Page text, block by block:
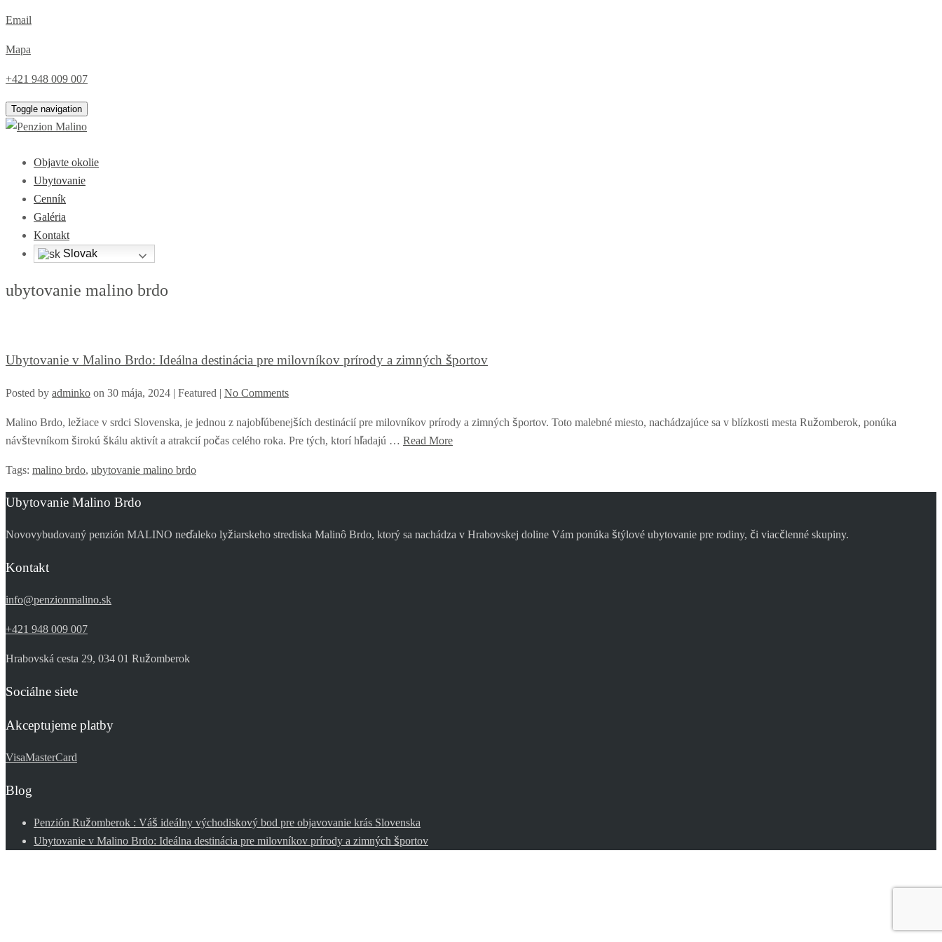
Email
Mapa
+421 948 009 007
Toggle navigation
Objavte okolie
Ubytovanie
Cenník
Galéria
Kontakt
Slovak
ubytovanie malino brdo
Ubytovanie v Malino Brdo: Ideálna destinácia pre milovníkov prírody a zimných športov
Posted by adminko on 30 mája, 2024 | Featured | No Comments
Malino Brdo, ležiace v srdci Slovenska, je jednou z najobľúbenejších destinácií pre milovníkov prírody a zimných športov. Toto malebné miesto, nachádzajúce sa v blízkosti mesta Ružomberok, ponúka
návštevníkom širokú škálu aktivít a atrakcií počas celého roka. Pre tých, ktorí hľadajú … Read More
Tags: malino brdo, ubytovanie malino brdo
Ubytovanie Malino Brdo
Novovybudovaný penzión MALINO neďaleko lyžiarskeho strediska Malinô Brdo, ktorý sa nachádza v Hrabovskej doline Vám ponúka štýlové ubytovanie pre rodiny, či viacčlenné skupiny.
Kontakt
info@penzionmalino.sk
+421 948 009 007
Hrabovská cesta 29, 034 01 Ružomberok
Sociálne siete
Akceptujeme platby
VisaMasterCard
Blog
Penzión Ružomberok : Váš ideálny východiskový bod pre objavovanie krás Slovenska
Ubytovanie v Malino Brdo: Ideálna destinácia pre milovníkov prírody a zimných športov